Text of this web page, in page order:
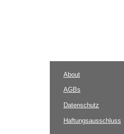
About
AGBs
Datenschutz
Haftungsausschluss